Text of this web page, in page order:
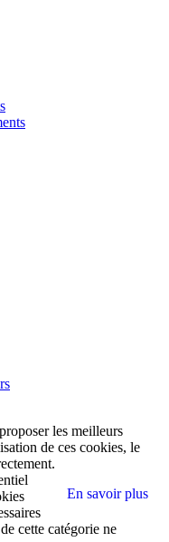
les meilleurs
de ces cookies, le
En savoir plus
cette catégorie ne